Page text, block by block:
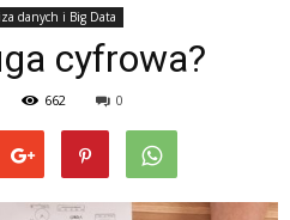
danych i Big Data
cyfrowa?
662 0